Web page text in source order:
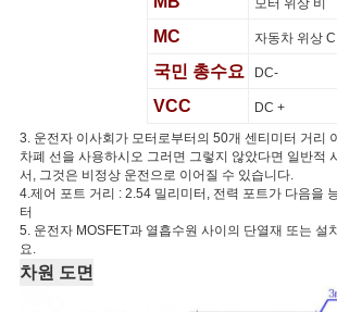
모터 위상 비
MC 자동차 위상 C
국민 총수요 DC-
VCC
DC +
3. 운전자 이사회가 모터로부터의 50개 센티미터 거리
차폐 선을 사용하시오 그러면 그렇지 않았다면 일반적
서, 그것은 비정상 운전으로 이어질 수 있습니다.
4.제어 포트 거리 : 2.54 밀리미터, 전력 포트가 다음을
터
5. 운전자 MOSFET과 열흡수원 사이의 단열재 또는 설
요.
차원 도면